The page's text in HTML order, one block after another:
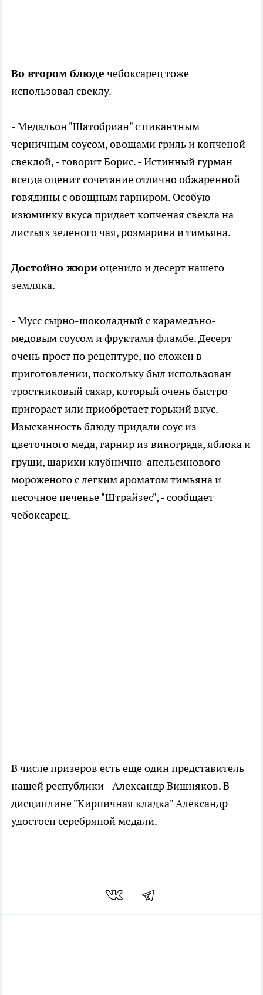
Во втором блюде чебоксарец тоже
использовал свеклу.
- Медальон "Шатобриан" с пикантным
черничным соусом, овощами гриль и копченой
свеклой, - говорит Борис. - Истинный гурман
всегда оценит сочетание отлично обжаренной
говядины с овощным гарниром. Особую
изюминку вкуса придает копченая свекла на
листьях зеленого чая, розмарина и тимьяна.
Достойно жюриоценило и десерт нашего
земляка.
- Мусс сырно-шоколадный с карамельно-
медовым соусом и фруктами фламбе. Десерт
очень прост по рецептуре, но сложен в
приготовлении, поскольку был использован
тростниковый сахар, который очень быстро
пригорает или приобретает горький вкус.
Изысканность блюду придали соус из
цветочного меда, гарнир из винограда, яблока и
груши, шарики клубнично-апельсинового
мороженого с легким ароматом тимьяна и
песочное печенье "Штрайзес", - сообщает
чебоксарец.
В числе призеров есть еще один представитель
нашей республики - Александр Вишняков. В
дисциплине "Кирпичная кладка" Александр
удостоен серебряной медали.